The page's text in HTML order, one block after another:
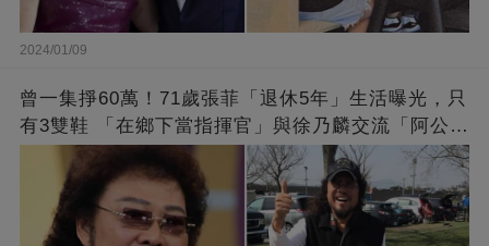
2024/01/09
曾一集掙60萬！71歲張菲「退休5年」生活曝光，只
有3雙鞋 「在鄉下當指揮官」與徐乃麟交流「阿公